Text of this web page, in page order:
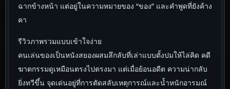
ฉากข้างหน้า แต่อยู่ในความหมายของ “ของ” และคำพูดที่ยังค้าง
คา
รีวิวภาพรวมแบบเข้าใจง่าย
คนเล่นของเป็นหนังสยองผสมลึกลับที่เล่าแบบตั้งปมให้ไล่คิด คดี
ฆาตกรรมดูเหมือนตรงไปตรงมา แต่เมื่อย้อนอดีต ความน่ากลับ
ยิ่งทวีขึ้น จุดเด่นอยู่ที่การตัดสลับเหตุการณ์และน้ำหนักอารมณ์